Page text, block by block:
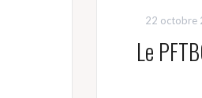
22 octobre
Le